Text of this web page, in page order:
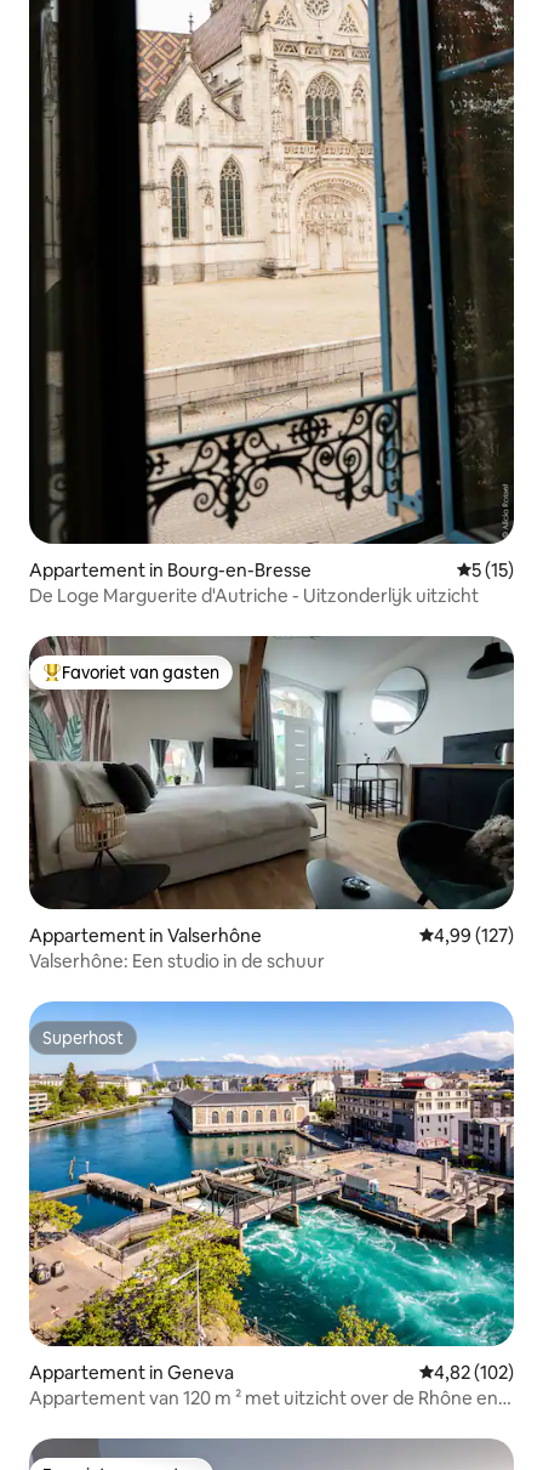
Appartement in Bourg-en-Bresse
5 (15)
De Loge Marguerite d'Autriche - Uitzonderlijk uitzicht
Topfavoriet van gasten
Favoriet van gasten
Appartement in Valserhône Gemiddelde
4,99 (127)
Valserhône: Een studio in de schuur
Superhost
Superhost
Appartement in Geneva Gemiddelde
4,82 (102)
Appartement van 120 m ² met uitzicht over de Rhône en